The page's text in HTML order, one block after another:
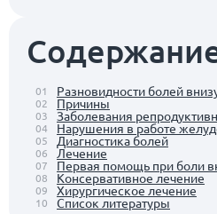
01 Разновидности болей
02 Причины
03 Заболевания
04 Нарушения в работе
05 Диагностика болей
06 Лечение
07 Первая помощь при боли
08 Консервативное лечение
09 Хирургическое лечение
10 Список литературы